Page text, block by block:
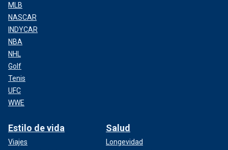
MLB
NASCAR
INDYCAR
NBA
NHL
Golf
Tenis
UFC
WWE
Estilo de vida
Viajes
Salud
Longevidad